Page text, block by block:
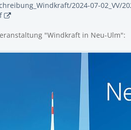
2024-07-02_VV/
"Windkraft in Neu-Ulm":